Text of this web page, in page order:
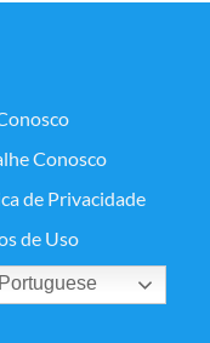
Conosco
de Privacidade
de Uso
Portuguese